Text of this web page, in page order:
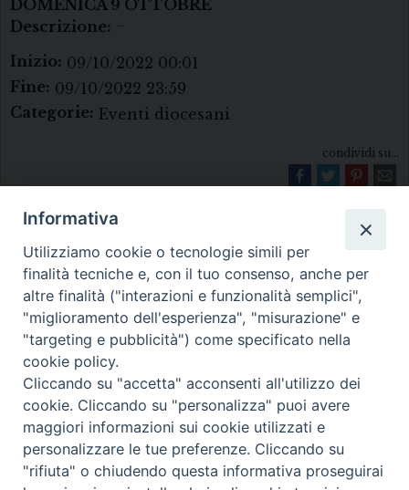
DOMENICA 9 OTTOBRE
Descrizione: –
Inizio: 09/10/2022 00:01
Fine: 09/10/2022 23:59
Categorie: Eventi diocesani
condividi su...
Diocesi di Melfi Rapolla Venosa
• Largo Duomo, 12 - 85025 MELFI (PZ) •
Tel. 0972238604
PEC ufficiale della Diocesi:
diocesi.melfi_rapolla_venosa@legalmail.it
Informativa
Utilizziamo cookie o tecnologie simili per
finalità tecniche e, con il tuo consenso, anche per
altre finalità ("interazioni e funzionalità semplici",
"miglioramento dell'esperienza", "misurazione" e
"targeting e pubblicità") come specificato nella
cookie policy.
Cliccando su "accetta" acconsenti all'utilizzo dei
cookie. Cliccando su "personalizza" puoi avere
maggiori informazioni sui cookie utilizzati e
personalizzare le tue preferenze. Cliccando su
"rifiuta" o chiudendo questa informativa proseguirai